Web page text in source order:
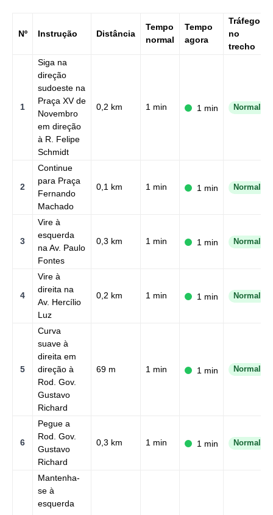
Nº Instrução Distância
Tempo
normal
Tempo
agora
Tráfego
no
trecho
1
Siga na
direção
sudoeste na
Praça XV de
Novembro
em direção
à R. Felipe
Schmidt
0,2 km 1 min 1 min Normal
2
Continue
para Praça
Fernando
Machado
0,1 km 1 min 1 min Normal
3
Vire à
esquerda
na Av. Paulo
Fontes
0,3 km 1 min 1 min Normal
4
Vire à
direita na
Av. Hercílio
Luz
0,2 km 1 min 1 min Normal
5
Curva
suave à
direita em
direção à
Rod. Gov.
Gustavo
Richard
69 m 1 min 1 min Normal
6
Pegue a
Rod. Gov.
Gustavo
Richard
0,3 km 1 min 1 min Normal
Mantenha-
se à
esquerda